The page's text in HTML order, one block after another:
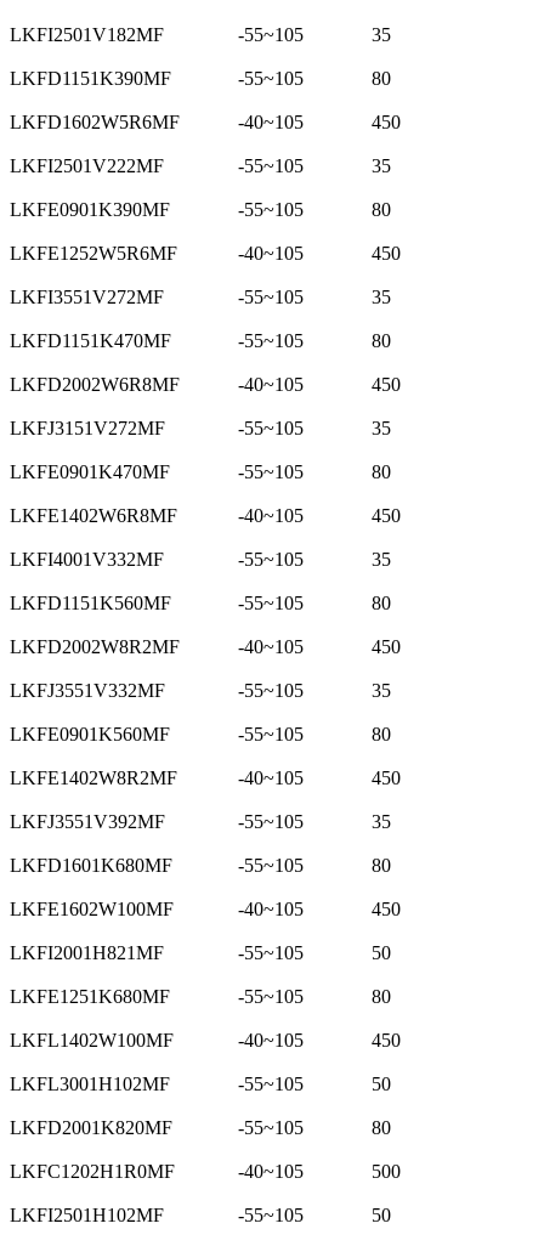
LKFI2501V182MF -55~105 35
LKFD1151K390MF -55~105 80
LKFD1602W5R6MF -40~105 450
LKFI2501V222MF -55~105 35
LKFE0901K390MF -55~105 80
LKFE1252W5R6MF -40~105 450
LKFI3551V272MF -55~105 35
LKFD1151K470MF -55~105 80
LKFD2002W6R8MF -40~105 450
LKFJ3151V272MF -55~105 35
LKFE0901K470MF -55~105 80
LKFE1402W6R8MF -40~105 450
LKFI4001V332MF -55~105 35
LKFD1151K560MF -55~105 80
LKFD2002W8R2MF -40~105 450
LKFJ3551V332MF -55~105 35
LKFE0901K560MF -55~105 80
LKFE1402W8R2MF -40~105 450
LKFJ3551V392MF -55~105 35
LKFD1601K680MF -55~105 80
LKFE1602W100MF -40~105 450
LKFI2001H821MF -55~105 50
LKFE1251K680MF -55~105 80
LKFL1402W100MF -40~105 450
LKFL3001H102MF -55~105 50
LKFD2001K820MF -55~105 80
LKFC1202H1R0MF -40~105 500
LKFI2501H102MF -55~105 50